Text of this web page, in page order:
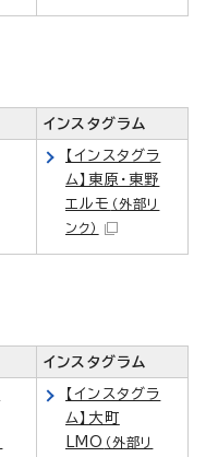
インスタグラム
【インスタグラ
ム】東原・東野
エルモ （外部リ
ンク）
インスタグラム
【インスタグラ
ム】大町
LMO （外部リ